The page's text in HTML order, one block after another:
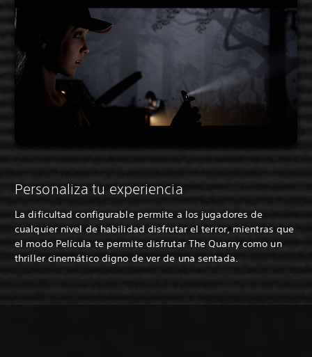
Personaliza tu experiencia
La dificultad configurable permite a los jugadores de
cualquier nivel de habilidad disfrutar el terror, mientras que
el modo Película te permite disfrutar The Quarry como un
thriller cinemático digno de ver de una sentada.